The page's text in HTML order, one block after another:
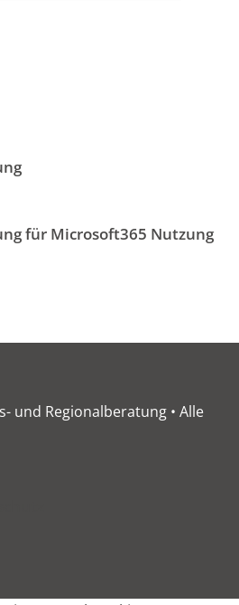
für Microsoft365 Nutzung
und Regionalberatung • Alle